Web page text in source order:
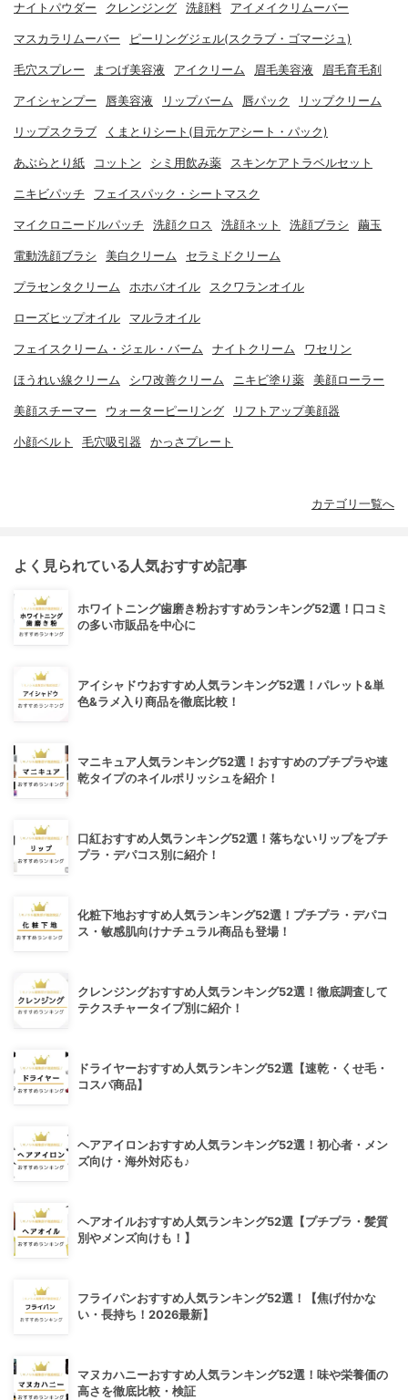
ナイトパウダー クレンジング 洗顔料 アイメイクリムーバー
マスカラリムーバー ピーリングジェル(スクラブ・ゴマージュ)
毛穴スプレー まつげ美容液 アイクリーム 眉毛美容液 眉毛育毛剤
アイシャンプー 唇美容液 リップバーム 唇パック リップクリーム
リップスクラブ くまとりシート(目元ケアシート・パック)
あぶらとり紙 コットン シミ用飲み薬 スキンケアトラベルセット
ニキビパッチ フェイスパック・シートマスク
マイクロニードルパッチ 洗顔クロス 洗顔ネット 洗顔ブラシ 繭玉
電動洗顔ブラシ 美白クリーム セラミドクリーム
プラセンタクリーム ホホバオイル スクワランオイル
ローズヒップオイル マルラオイル
フェイスクリーム・ジェル・バーム ナイトクリーム ワセリン
ほうれい線クリーム シワ改善クリーム ニキビ塗り薬 美顔ローラー
美顔スチーマー ウォーターピーリング リフトアップ美顔器
小顔ベルト 毛穴吸引器 かっさプレート
カテゴリ一覧へ
よく見られている人気おすすめ記事
ホワイトニング歯磨き粉おすすめランキング52選！口コミ
の多い市販品を中心に
アイシャドウおすすめ人気ランキング52選！パレット&単
色&ラメ入り商品を徹底比較！
マニキュア人気ランキング52選！おすすめのプチプラや速
乾タイプのネイルポリッシュを紹介！
口紅おすすめ人気ランキング52選！落ちないリップをプチ
プラ・デパコス別に紹介！
化粧下地おすすめ人気ランキング52選！プチプラ・デパコ
ス・敏感肌向けナチュラル商品も登場！
クレンジングおすすめ人気ランキング52選！徹底調査して
テクスチャータイプ別に紹介！
ドライヤーおすすめ人気ランキング52選【速乾・くせ毛・
コスパ商品】
ヘアアイロンおすすめ人気ランキング52選！初心者・メン
ズ向け・海外対応も♪
ヘアオイルおすすめ人気ランキング52選【プチプラ・髪質
別やメンズ向けも！】
フライパンおすすめ人気ランキング52選！【焦げ付かな
い・長持ち！2026最新】
マヌカハニーおすすめ人気ランキング52選！味や栄養価の
高さを徹底比較・検証